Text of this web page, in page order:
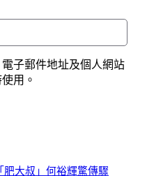
子郵件地址及個人網站
用。
大叔」何裕輝驚傳驟